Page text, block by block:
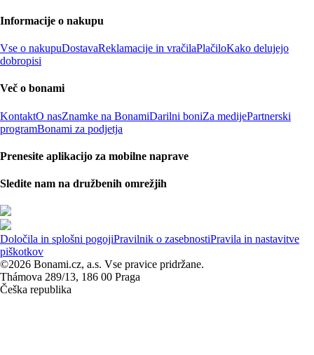
Informacije o nakupu
Vse o nakupuDostavaReklamacije in vračilaPlačiloKako delujejo
dobropisi
Več o bonami
KontaktO nasZnamke na BonamiDarilni boniZa medijePartnerski
programBonami za podjetja
Prenesite aplikacijo za mobilne naprave
Sledite nam na družbenih omrežjih
Določila in splošni pogojiPravilnik o zasebnostiPravila in nastavitve
piškotkov
©2026 Bonami.cz, a.s. Vse pravice pridržane.
Thámova 289/13, 186 00 Praga
Češka republika